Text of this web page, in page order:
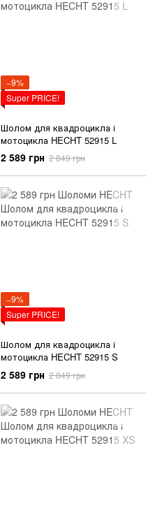
−9%
Super PRICE!
Шолом для квадроцикла і
мотоцикла HECHT 52915 L
2 589 грн 2 849 грн
−9%
Super PRICE!
Шолом для квадроцикла і
мотоцикла HECHT 52915 S
2 589 грн 2 849 грн